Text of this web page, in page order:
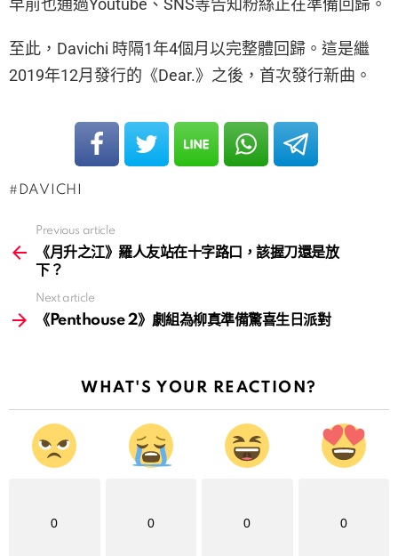
早前也通過Youtube、SNS等告知粉絲正在準備回歸。
至此，Davichi 時隔1年4個月以完整體回歸。這是繼
2019年12月發行的《Dear.》之後，首次發行新曲。
DAVICHI
more
Previous article
《月升之江》羅人友站在十字路口，該握刀還是放
下？
Next article
《Penthouse 2》劇組為柳真準備驚喜生日派對
WHAT'S YOUR REACTION?
0 0 0 0